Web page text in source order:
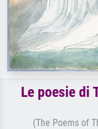
Le poesie di
(The Poems of